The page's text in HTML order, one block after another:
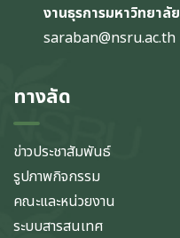
งานธุรการมหาวิทยาลัย
saraban@nsru.ac.th
ทางลัด
ข่าวประชาสัมพันธ์
รูปภาพกิจกรรม
คณะและหน่วยงาน
ระบบสารสนเทศ